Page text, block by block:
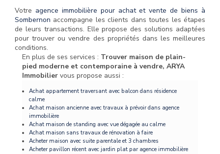
Votre agence immobilière pour achat et vente de biens à
Sombernon accompagne les clients dans toutes les étapes
de leurs transactions. Elle propose des solutions adaptées
pour trouver ou vendre des propriétés dans les meilleures
conditions.
En plus de ses services : Trouver maison de plain-
pied moderne et contemporaine à vendre, ARYA
Immobilier vous propose aussi :
Achat appartement traversant avec balcon dans résidence
calme
Achat maison ancienne avec travaux à prévoir dans agence
immobilière
Achat maison de standing avec vue dégagée au calme
Achat maison sans travaux de rénovation à faire
Acheter maison avec suite parentale et 3 chambres
Acheter pavillon récent avec jardin plat par agence immobilière